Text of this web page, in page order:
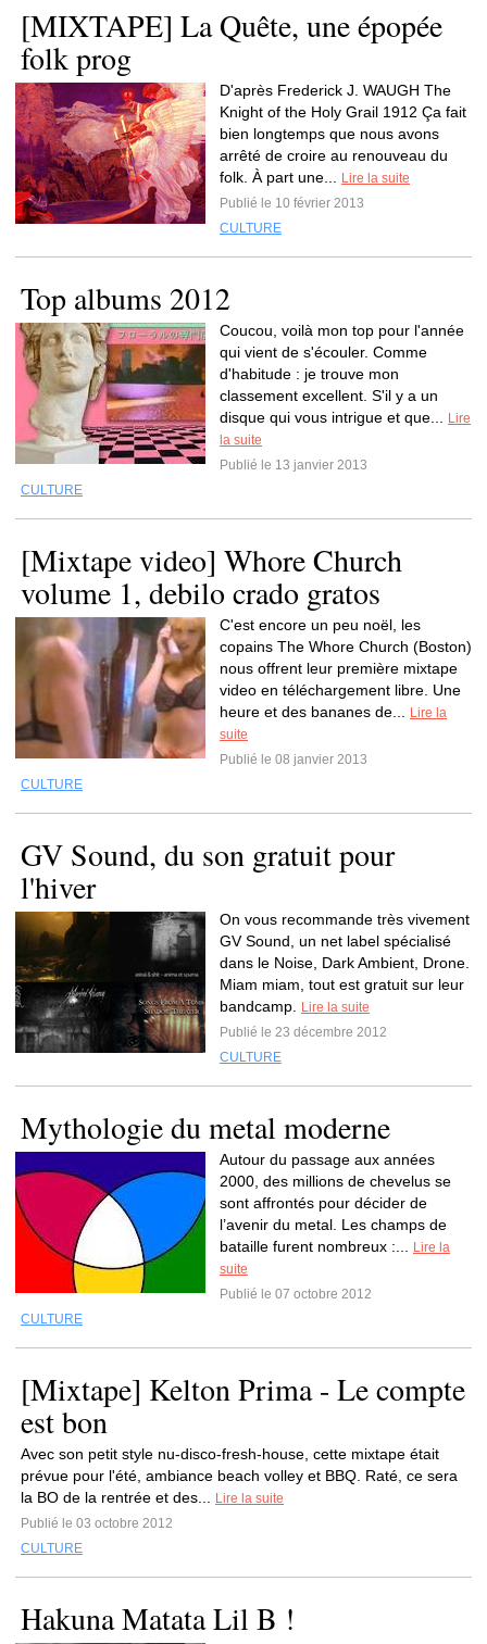
[MIXTAPE] La Quête, une épopée
folk prog
D'après Frederick J. WAUGH The
Knight of the Holy Grail 1912 Ça fait
bien longtemps que nous avons
arrêté de croire au renouveau du
folk. À part une...
Lire la suite
Publié le 10 février 2013
CULTURE
Top albums 2012
Coucou, voilà mon top pour l'année
qui vient de s'écouler. Comme
d'habitude : je trouve mon
classement excellent. S'il y a un
disque qui vous intrigue et que...
Lire
la suite
Publié le 13 janvier 2013
CULTURE
[Mixtape video] Whore Church
volume 1, debilo crado gratos
C'est encore un peu noël, les
copains The Whore Church (Boston)
nous offrent leur première mixtape
video en téléchargement libre. Une
heure et des bananes de...
Lire la
suite
Publié le 08 janvier 2013
CULTURE
GV Sound, du son gratuit pour
l'hiver
On vous recommande très vivement
GV Sound, un net label spécialisé
dans le Noise, Dark Ambient, Drone.
Miam miam, tout est gratuit sur leur
bandcamp.
Lire la suite
Publié le 23 décembre 2012
CULTURE
Mythologie du metal moderne
Autour du passage aux années
2000, des millions de chevelus se
sont affrontés pour décider de
l’avenir du metal. Les champs de
bataille furent nombreux :...
Lire la
suite
Publié le 07 octobre 2012
CULTURE
[Mixtape] Kelton Prima - Le compte
est bon
Avec son petit style nu-disco-fresh-house, cette mixtape était
prévue pour l'été, ambiance beach volley et BBQ. Raté, ce sera
la BO de la rentrée et des...
Lire la suite
Publié le 03 octobre 2012
CULTURE
Hakuna Matata Lil B !